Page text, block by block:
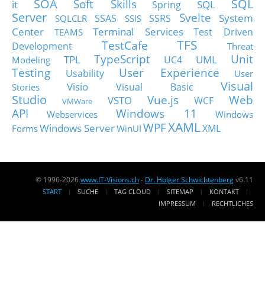
it
SOA Soft Skills Spring SQL
SQL
Server
SQLCLR SSAS SSIS SSRS Svelte
System
Center
TEAMS Terminal Services
Test Driven
Development
TestCafe TFS
Threat
Modeling
TPL TypeScript UC4 UML
Unit
Testing
Usability User Experience
User
Stories
Visio Visual Basic
Visual
Studio
VMWare VSTO Vue.js WCF
Web
API
Webservices Windows 11
Windows
FormsWindows ServerWinUI WPFXAMLXML
© 1996-2026www.IT-Visions.ch- Dr. Holger Schwichtenbergv6.11
START SUCHE TAG CLOUD SITEMAP
KONTAKT
IMPRESSUM
RECHTLICHES